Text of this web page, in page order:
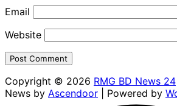
Email
Website
Copyright © 2026 RMG BD News 24
News by Ascendoor | Powered by